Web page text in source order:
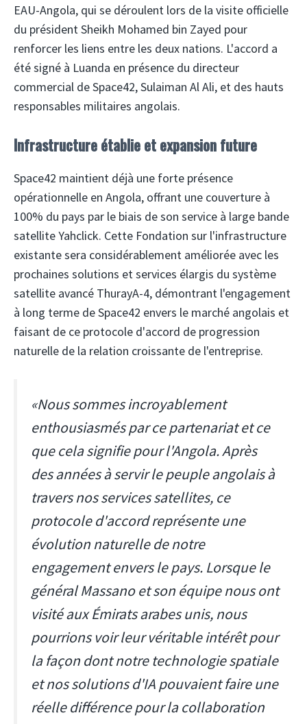
EAU-Angola, qui se déroulent lors de la visite officielle
du président Sheikh Mohamed bin Zayed pour
renforcer les liens entre les deux nations. L'accord a
été signé à Luanda en présence du directeur
commercial de Space42, Sulaiman Al Ali, et des hauts
responsables militaires angolais.
Infrastructure établie et expansion future
Space42 maintient déjà une forte présence
opérationnelle en Angola, offrant une couverture à
100% du pays par le biais de son service à large bande
satellite Yahclick. Cette Fondation sur l'infrastructure
existante sera considérablement améliorée avec les
prochaines solutions et services élargis du système
satellite avancé ThurayA-4, démontrant l'engagement
à long terme de Space42 envers le marché angolais et
faisant de ce protocole d'accord de progression
naturelle de la relation croissante de l'entreprise.
«Nous sommes incroyablement
enthousiasmés par ce partenariat et ce
que cela signifie pour l'Angola. Après
des années à servir le peuple angolais à
travers nos services satellites, ce
protocole d'accord représente une
évolution naturelle de notre
engagement envers le pays. Lorsque le
général Massano et son équipe nous ont
visité aux Émirats arabes unis, nous
pourrions voir leur véritable intérêt pour
la façon dont notre technologie spatiale
et nos solutions d'IA pouvaient faire une
réelle différence pour la collaboration